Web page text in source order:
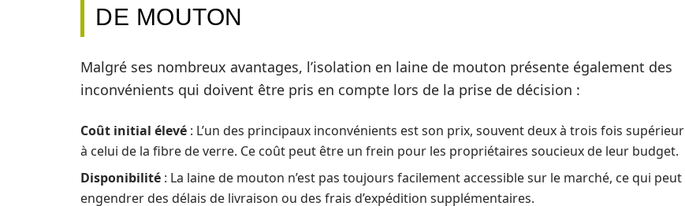
DE MOUTON
Malgré ses nombreux avantages, l’isolation en laine de mouton présente également des
inconvénients qui doivent être pris en compte lors de la prise de décision :
Coût initial élevé : L’un des principaux inconvénients est son prix, souvent deux à trois fois supérieur
à celui de la fibre de verre. Ce coût peut être un frein pour les propriétaires soucieux de leur budget.
Disponibilité : La laine de mouton n’est pas toujours facilement accessible sur le marché, ce qui peut
engendrer des délais de livraison ou des frais d’expédition supplémentaires.